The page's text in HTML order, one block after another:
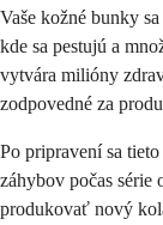
Vaše kožné bunky
kde sa pestujú a
vytvára milióny
zodpovedné za
Po pripravení sa
záhybov počas série
produkovať nový